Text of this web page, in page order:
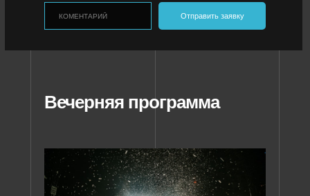
Вечерняя программа
Отправить заявку